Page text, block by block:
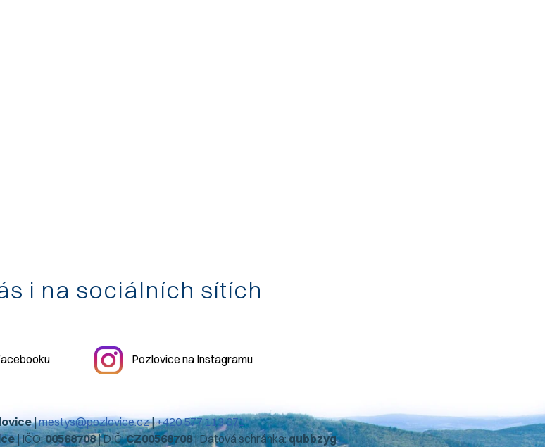
i na sociálních sítích
Pozlovice na Instagramu
|mestys@pozlovice.cz|+420 577 113 071
| IČO:00568708| DIČ:CZ00568708| Datová schránka:qubbzyg